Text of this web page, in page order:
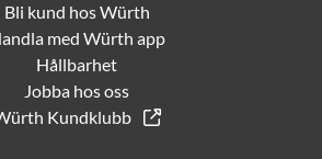
Bli kund hos Würth
med Würth app
Hållbarhet
Jobba hos oss
Kundklubb